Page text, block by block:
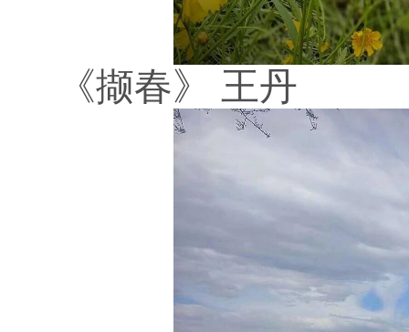
《撷春》 王丹